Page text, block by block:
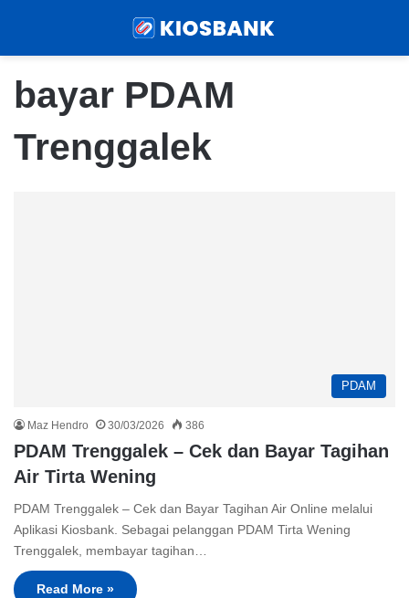
bayar PDAM
Trenggalek
PDAM
Maz Hendro 30/03/2026 386
PDAM Trenggalek – Cek dan Bayar Tagihan
Air Tirta Wening
PDAM Trenggalek – Cek dan Bayar Tagihan Air Online melalui
Aplikasi Kiosbank. Sebagai pelanggan PDAM Tirta Wening
Trenggalek, membayar tagihan…
Read More »